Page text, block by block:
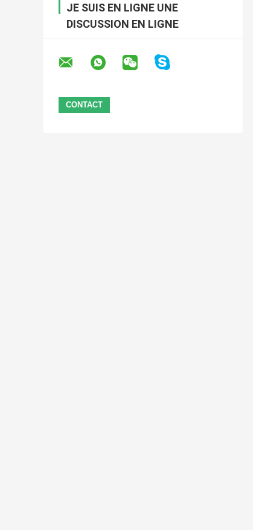
JE SUIS EN LIGNE UNE
DISCUSSION EN LIGNE